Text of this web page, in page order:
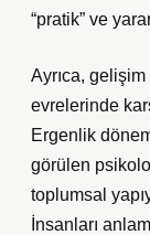
“pratik” ve
Ayrıca,
evrelerinde
Ergenlik
görülen
toplumsal
İnsanları